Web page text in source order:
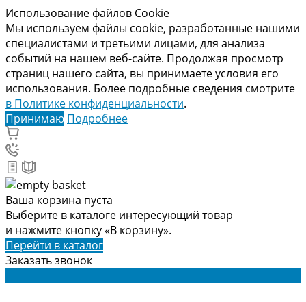
Использование файлов Cookie
Мы используем файлы cookie, разработанные нашими
специалистами и третьими лицами, для анализа
событий на нашем веб-сайте. Продолжая просмотр
страниц нашего сайта, вы принимаете условия его
использования. Более подробные сведения смотрите
в Политике конфиденциальности.
Принимаю Подробнее
Ваша корзина пуста
Выберите в каталоге интересующий товар
и нажмите кнопку «В корзину».
Перейти в каталог
Заказать звонок